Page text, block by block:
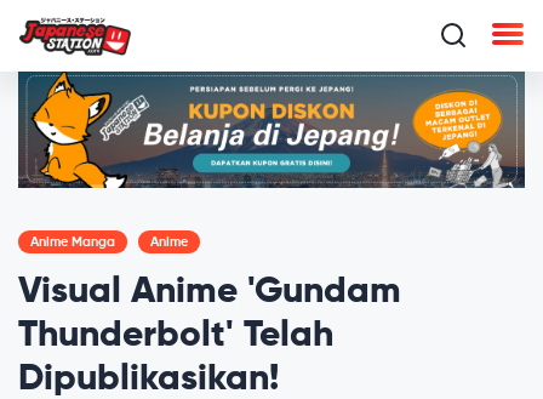
Anime Manga Anime
Visual Anime 'Gundam
Thunderbolt' Telah
Dipublikasikan!